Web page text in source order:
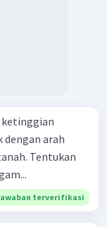
ketinggian
dengan arah
Tentukan
terverifikasi